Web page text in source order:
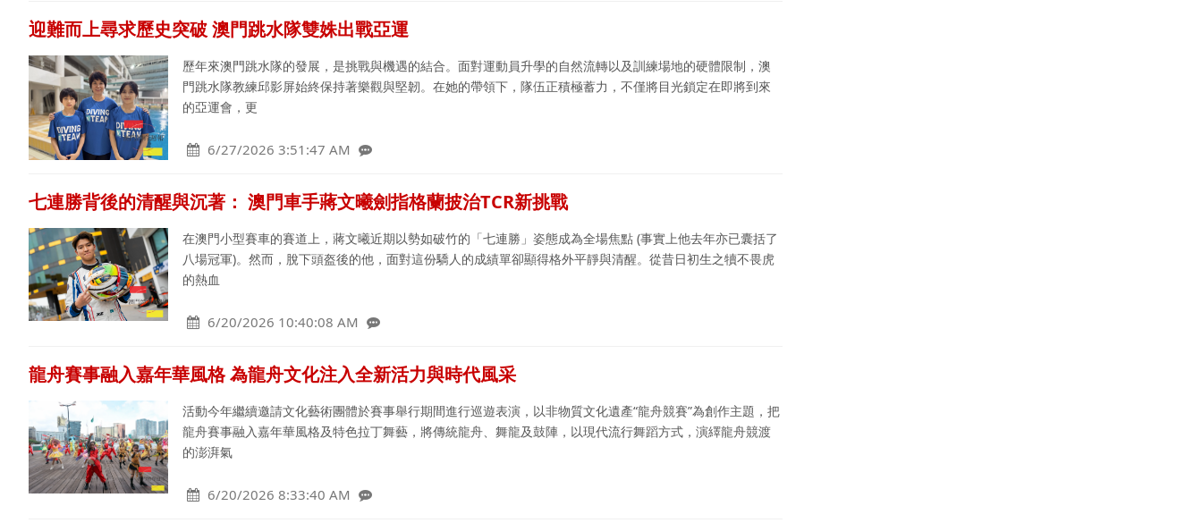
迎難而上尋求歷史突破 澳門跳水隊雙姝出戰亞運
歷年來澳門跳水隊的發展，是挑戰與機遇的結合。面對運動員升學的自然流轉以及訓練場地的硬體限制，澳
門跳水隊教練邱影屏始終保持著樂觀與堅韌。在她的帶領下，隊伍正積極蓄力，不僅將目光鎖定在即將到來
的亞運會，更
6/27/2026 3:51:47 AM
七連勝背後的清醒與沉著： 澳門車手蔣文曦劍指格蘭披治TCR新挑戰
在澳門小型賽車的賽道上，蔣文曦近期以勢如破竹的「七連勝」姿態成為全場焦點 (事實上他去年亦已囊括了
八場冠軍)。然而，脫下頭盔後的他，面對這份驕人的成績單卻顯得格外平靜與清醒。從昔日初生之犢不畏虎
的熱血
6/20/2026 10:40:08 AM
龍舟賽事融入嘉年華風格 為龍舟文化注入全新活力與時代風采
活動今年繼續邀請文化藝術團體於賽事舉行期間進行巡遊表演，以非物質文化遺產“龍舟競賽”為創作主題，把
龍舟賽事融入嘉年華風格及特色拉丁舞藝，將傳統龍舟、舞龍及鼓陣，以現代流行舞蹈方式，演繹龍舟競渡
的澎湃氣
6/20/2026 8:33:40 AM